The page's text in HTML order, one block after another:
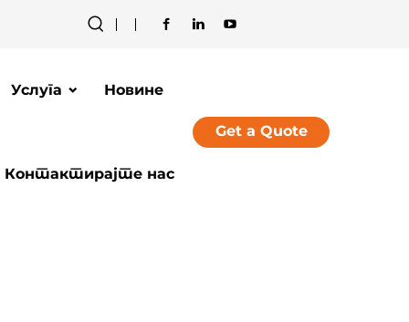
Услуга Новине
Контактирајте нас
Get a Quote